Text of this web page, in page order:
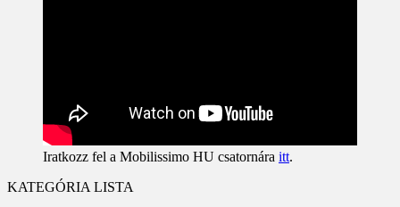
Iratkozz fel a Mobilissimo HU csatornára itt.
KATEGÓRIA LISTA